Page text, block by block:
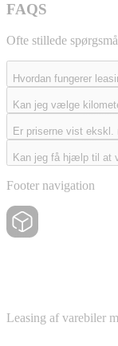
FAQS
Ofte stillede
Hvordan fungerer
Kan jeg vælge
Er priserne vist ekskl.
Kan jeg få hjælp til at
Footer navigation
Leasing af varebiler